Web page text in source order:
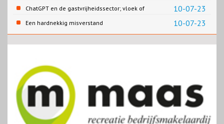
10-07-23
ChatGPT en de gastvrijheidssector; vloek of
zegen?
10-07-23
Een hardnekkig misverstand